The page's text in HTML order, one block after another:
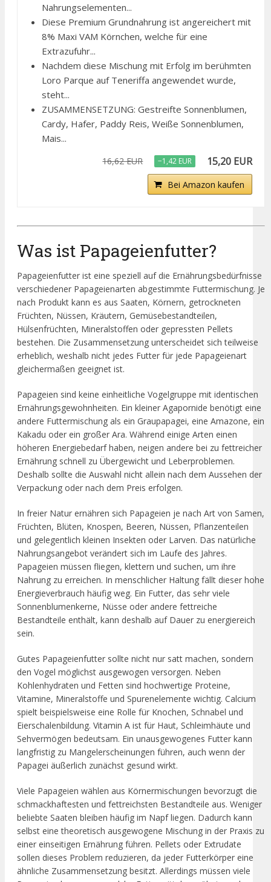
Nahrungselementen...
Diese Premium Grundnahrung ist angereichert mit
8% Maxi VAM Körnchen, welche für eine
Extrazufuhr...
Nachdem diese Mischung mit Erfolg im berühmten
Loro Parque auf Teneriffa angewendet wurde,
steht...
ZUSAMMENSETZUNG: Gestreifte Sonnenblumen,
Cardy, Hafer, Paddy Reis, Weiße Sonnenblumen,
Mais...
16,62 EUR −1,42 EUR 15,20 EUR
Bei Amazon kaufen
Was ist Papageienfutter?
Papageienfutter ist eine speziell auf die Ernährungsbedürfnisse
verschiedener Papageienarten abgestimmte Futtermischung. Je
nach Produkt kann es aus Saaten, Körnern, getrockneten
Früchten, Nüssen, Kräutern, Gemüsebestandteilen,
Hülsenfrüchten, Mineralstoffen oder gepressten Pellets
bestehen. Die Zusammensetzung unterscheidet sich teilweise
erheblich, weshalb nicht jedes Futter für jede Papageienart
gleichermaßen geeignet ist.
Papageien sind keine einheitliche Vogelgruppe mit identischen
Ernährungsgewohnheiten. Ein kleiner Agapornide benötigt eine
andere Futtermischung als ein Graupapagei, eine Amazone, ein
Kakadu oder ein großer Ara. Während einige Arten einen
höheren Energiebedarf haben, neigen andere bei zu fettreicher
Ernährung schnell zu Übergewicht und Leberproblemen.
Deshalb sollte die Auswahl nicht allein nach dem Aussehen der
Verpackung oder nach dem Preis erfolgen.
In freier Natur ernähren sich Papageien je nach Art von Samen,
Früchten, Blüten, Knospen, Beeren, Nüssen, Pflanzenteilen
und gelegentlich kleinen Insekten oder Larven. Das natürliche
Nahrungsangebot verändert sich im Laufe des Jahres.
Papageien müssen fliegen, klettern und suchen, um ihre
Nahrung zu erreichen. In menschlicher Haltung fällt dieser hohe
Energieverbrauch häufig weg. Ein Futter, das sehr viele
Sonnenblumenkerne, Nüsse oder andere fettreiche
Bestandteile enthält, kann deshalb auf Dauer zu energiereich
sein.
Gutes Papageienfutter sollte nicht nur satt machen, sondern
den Vogel möglichst ausgewogen versorgen. Neben
Kohlenhydraten und Fetten sind hochwertige Proteine,
Vitamine, Mineralstoffe und Spurenelemente wichtig. Calcium
spielt beispielsweise eine Rolle für Knochen, Schnabel und
Eierschalenbildung. Vitamin A ist für Haut, Schleimhäute und
Sehvermögen bedeutsam. Ein unausgewogenes Futter kann
langfristig zu Mangelerscheinungen führen, auch wenn der
Papagei äußerlich zunächst gesund wirkt.
Viele Papageien wählen aus Körnermischungen bevorzugt die
schmackhaftesten und fettreichsten Bestandteile aus. Weniger
beliebte Saaten bleiben häufig im Napf liegen. Dadurch kann
selbst eine theoretisch ausgewogene Mischung in der Praxis zu
einer einseitigen Ernährung führen. Pellets oder Extrudate
sollen dieses Problem reduzieren, da jeder Futterkörper eine
ähnliche Zusammensetzung besitzt. Allerdings müssen viele